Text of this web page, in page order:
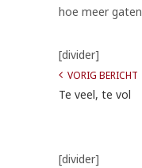
hoe meer
[divider]
VORIG BERICHT
Te veel, te vol
[divider]